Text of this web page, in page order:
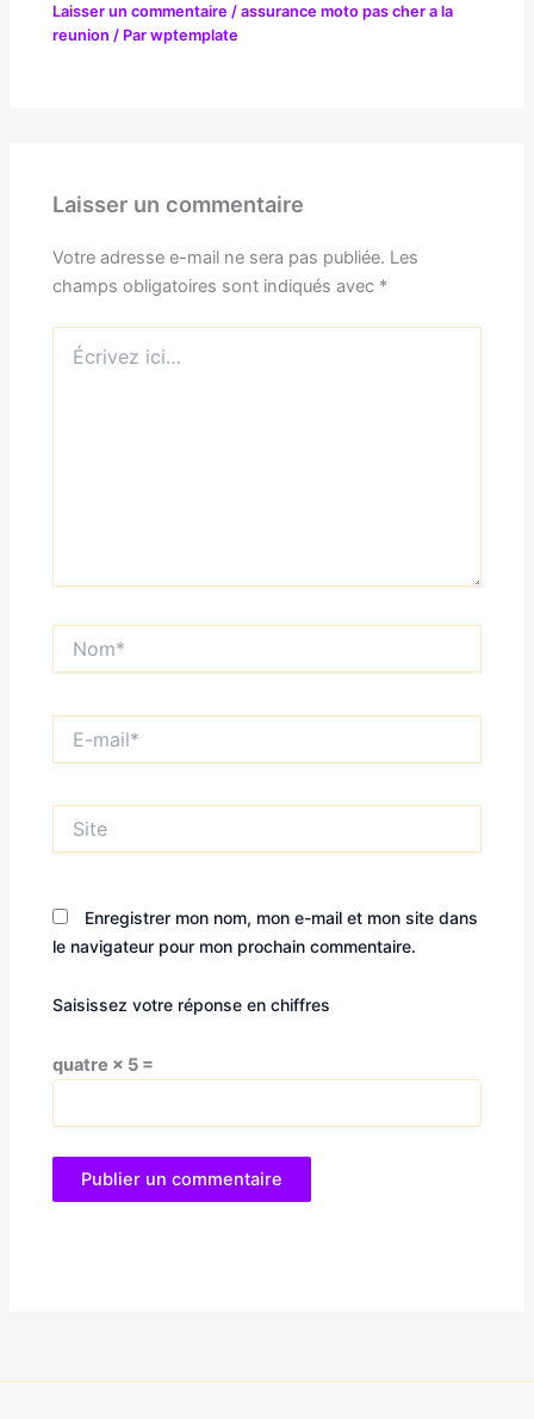
Laisser un commentaire /assurance moto pas cher a la
reunion / Parwptemplate
Laisser un commentaire
Votre adresse e-mail ne sera pas publiée. Les
champs obligatoires sont indiqués avec *
ici…
mail*
Enregistrer mon nom, mon e-mail et mon site dans
le navigateur pour mon prochain commentaire.
Saisissez votre réponse en chiffres
quatre × 5 =